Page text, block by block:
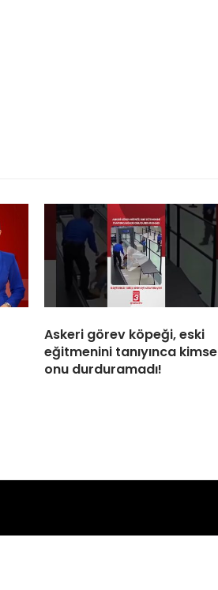
Askeri görev köpeği, eski
eğitmenini tanıyınca kimse
onu durduramadı!